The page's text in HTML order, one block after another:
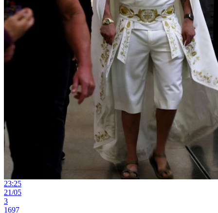
23:25
21/05
3
1697